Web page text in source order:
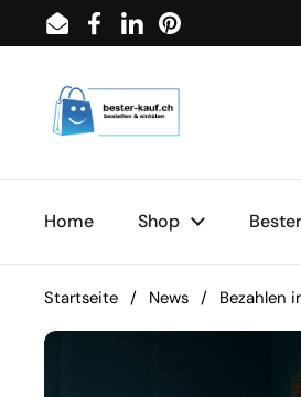
Zum Inhalt springen
EmailFacebook
LinkedInPinterest
Home Shop
Startseite / News / Bezahlen